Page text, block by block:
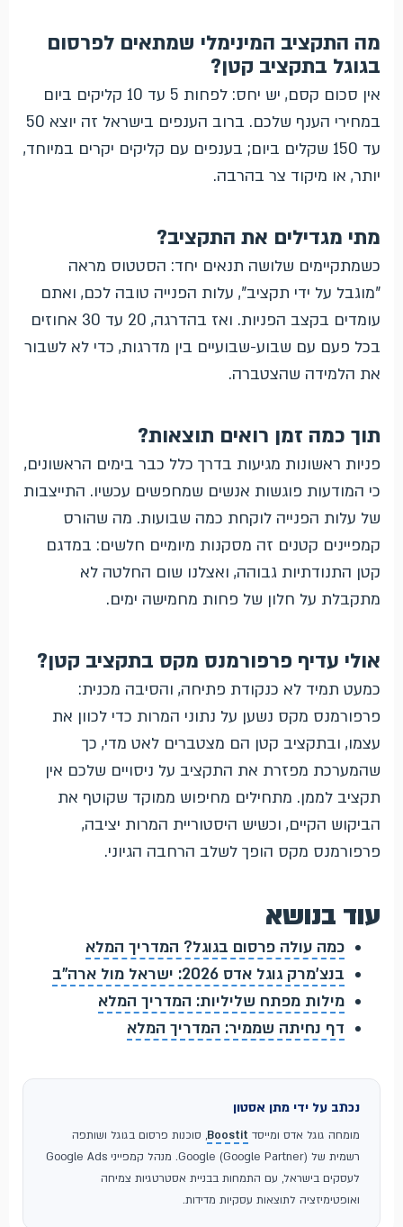
מה התקציב המינימלי שמתאים לפרסום
בגוגל בתקציב קטן?
אין סכום קסם, יש יחס: לפחות 5 עד 10 קליקים ביום
במחירי הענף שלכם. ברוב הענפים בישראל זה יוצא 50
עד 150 שקלים ביום; בענפים עם קליקים יקרים במיוחד,
יותר, או מיקוד צר בהרבה.
מתי מגדילים את התקציב?
כשמתקיימים שלושה תנאים יחד: הסטטוס מראה
"מוגבל על ידי תקציב", עלות הפנייה טובה לכם, ואתם
עומדים בקצב הפניות. ואז בהדרגה, 20 עד 30 אחוזים
בכל פעם עם שבוע-שבועיים בין מדרגות, כדי לא לשבור
את הלמידה שהצטברה.
תוך כמה זמן רואים תוצאות?
פניות ראשונות מגיעות בדרך כלל כבר בימים הראשונים,
כי המודעות פוגשות אנשים שמחפשים עכשיו. התייצבות
של עלות הפנייה לוקחת כמה שבועות. מה שהורס
קמפיינים קטנים זה מסקנות מיומיים חלשים: במדגם
קטן התנודתיות גבוהה, ואצלנו שום החלטה לא
מתקבלת על חלון של פחות מחמישה ימים.
אולי עדיף פרפורמנס מקס בתקציב קטן?
כמעט תמיד לא כנקודת פתיחה, והסיבה מכנית:
פרפורמנס מקס נשען על נתוני המרות כדי לכוון את
עצמו, ובתקציב קטן הם מצטברים לאט מדי, כך
שהמערכת מפזרת את התקציב על ניסויים שלכם אין
תקציב לממן. מתחילים מחיפוש ממוקד שקוטף את
הביקוש הקיים, וכשיש היסטוריית המרות יציבה,
פרפורמנס מקס הופך לשלב הרחבה הגיוני.
עוד בנושא
כמה עולה פרסום בגוגל? המדריך המלא
בנצ'מרק גוגל אדס 2026: ישראל מול ארה"ב
מילות מפתח שליליות: המדריך המלא
דף נחיתה שממיר: המדריך המלא
נכתב על ידי מתן אסטון
מומחה גוגל אדס ומייסד Boostit, סוכנות פרסום בגוגל ושותפה
רשמית של Google (Google Partner). מנהל קמפייני Google Ads
לעסקים בישראל, עם התמחות בבניית אסטרטגיות צמיחה
ואופטימיזציה לתוצאות עסקיות מדידות.